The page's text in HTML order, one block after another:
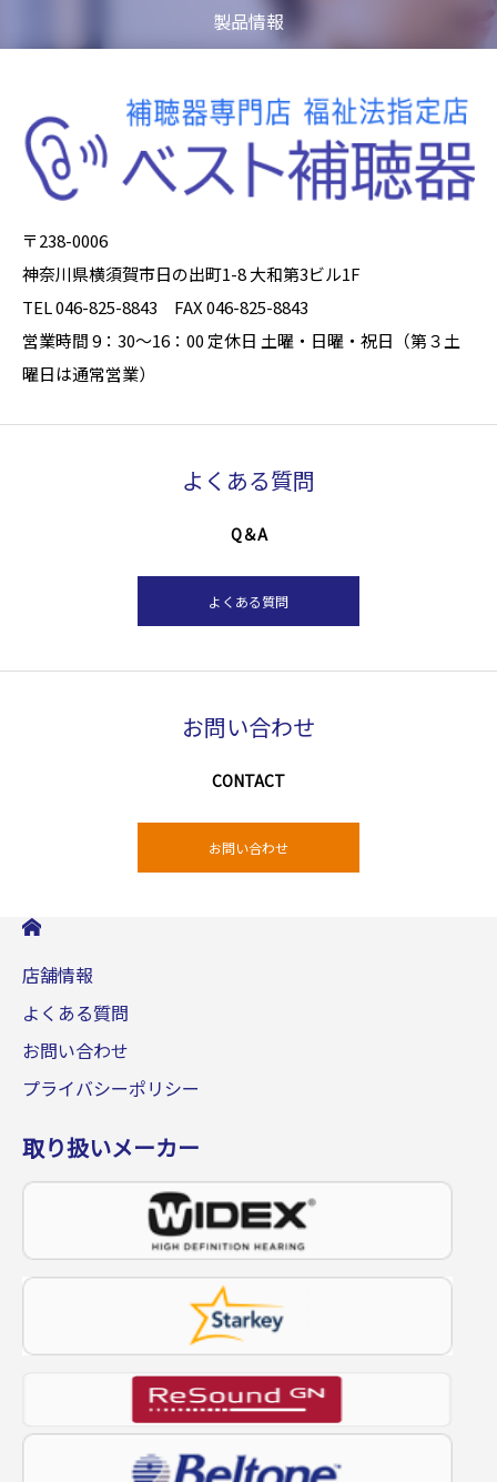
製品情報
〒238-0006
神奈川県横須賀市日の出町1-8 大和第3ビル1F
TEL 046-825-8843 FAX 046-825-8843
営業時間 9：30～16：00 定休日 土曜・日曜・祝日（第３土
曜日は通常営業）
よくある質問
Q＆A
よくある質問
お問い合わせ
CONTACT
お問い合わせ
店舗情報
よくある質問
お問い合わせ
プライバシーポリシー
取り扱いメーカー